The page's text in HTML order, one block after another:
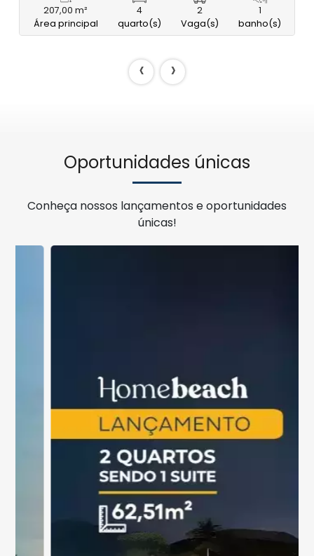
207,00 m²
Área principal
4
quarto(s)
2
Vaga(s)
1
banho(s)
‹ ›
Oportunidades únicas
Conheça nossos lançamentos e oportunidades
únicas!